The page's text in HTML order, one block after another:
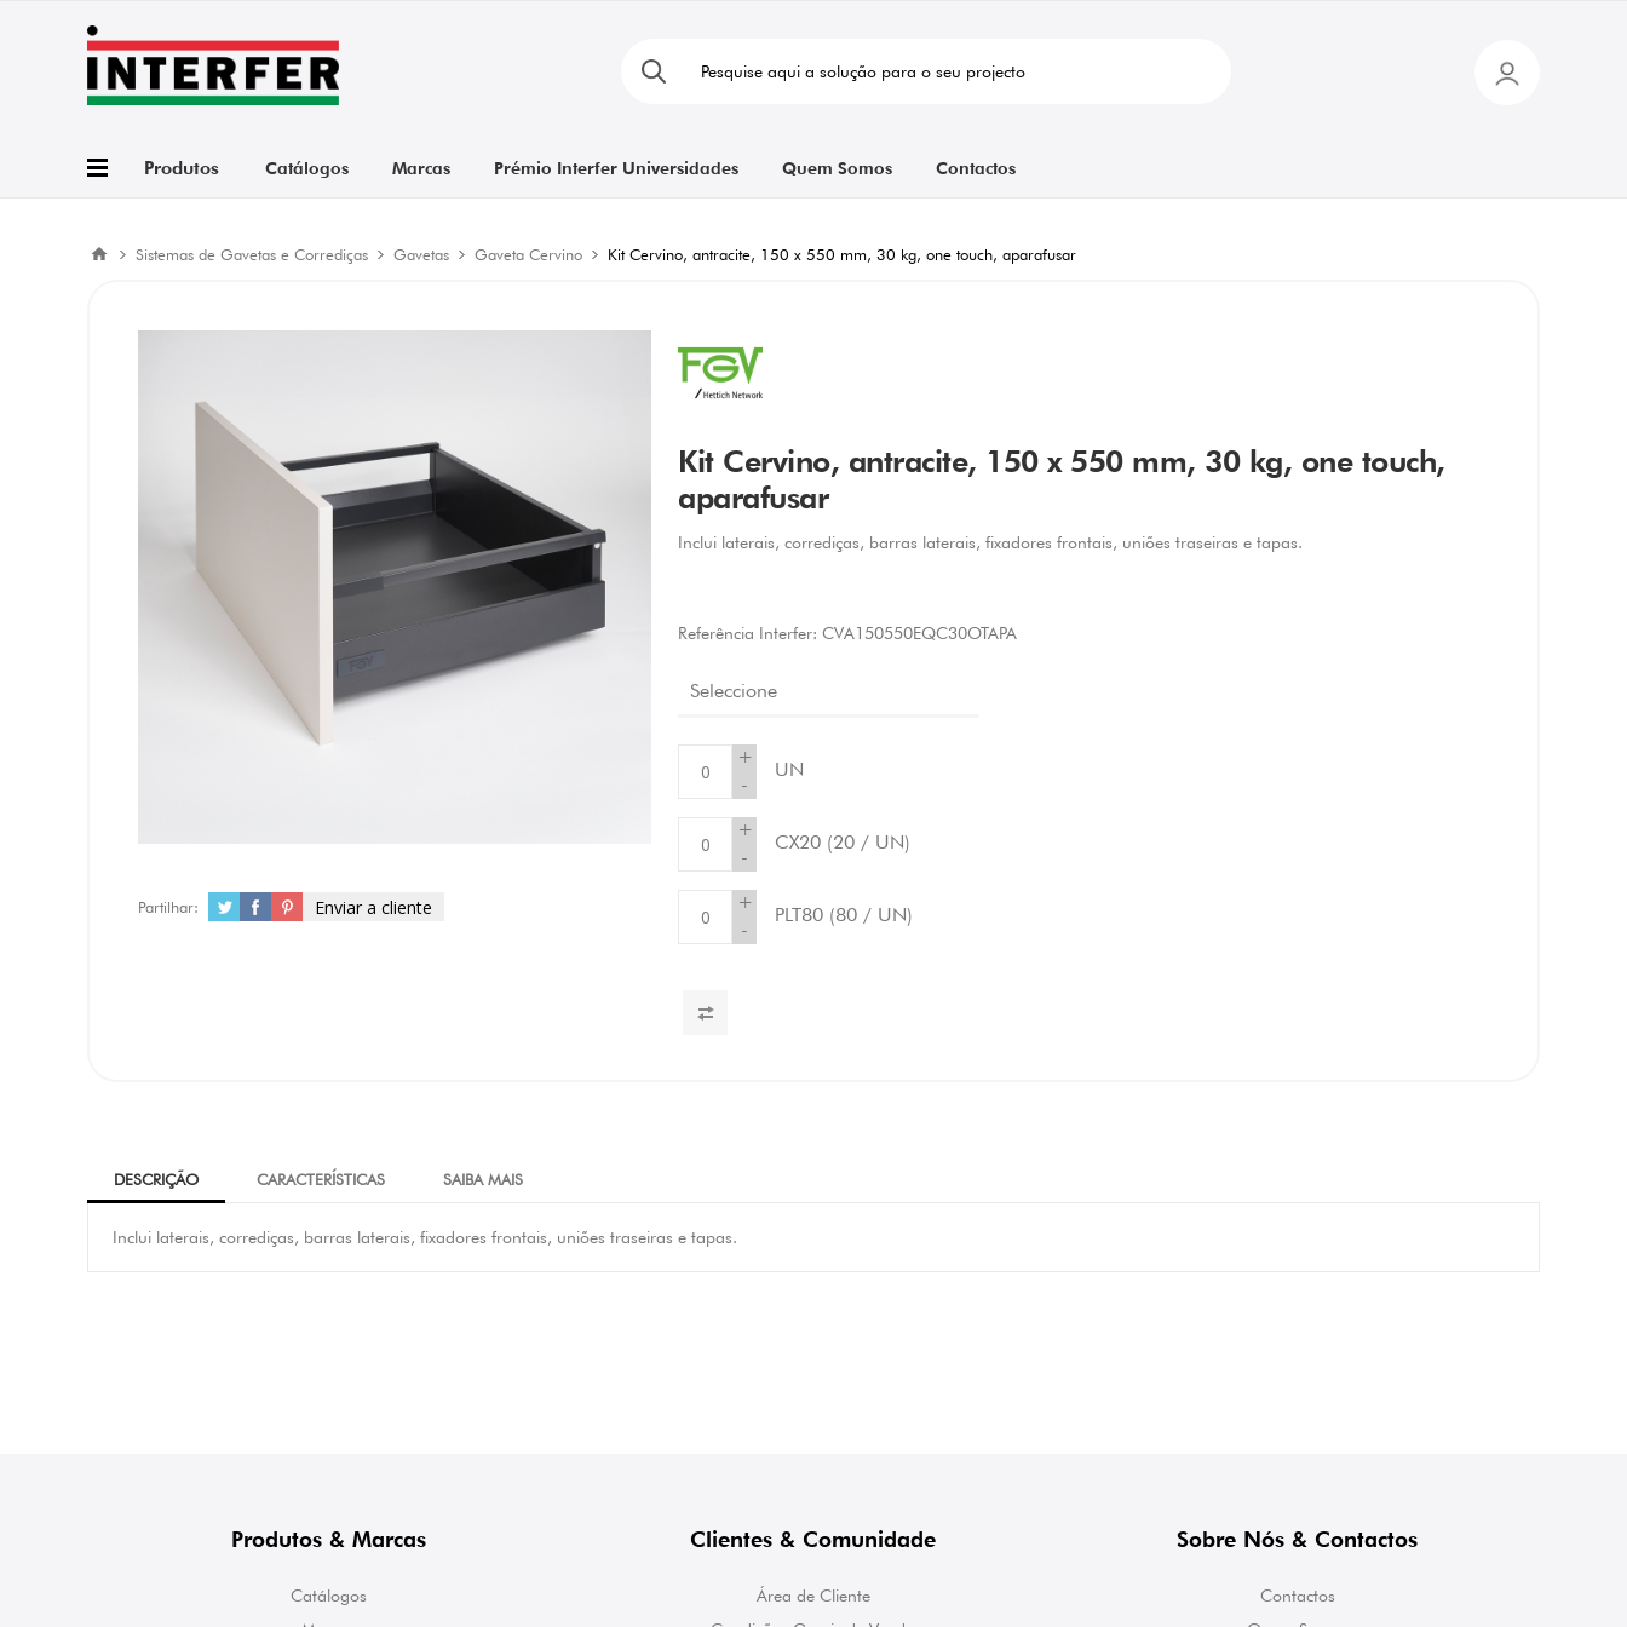
Produtos Catálogos Marcas Prémio Interfer Universidades Quem Somos Contactos
Sistemas de Gavetas e Corrediças Gavetas Gaveta Cervino Kit Cervino, antracite, 150 x 550 mm, 30 kg, one touch, aparafusar
Kit Cervino, antracite, 150 x 550 mm, 30 kg, one touch,
aparafusar
Inclui laterais, corrediças, barras laterais, fixadores frontais, uniões traseiras e tapas.
Referência Interfer: CVA150550EQC30OTAPA
Seleccione
+
-
UN
+
-
CX20 (20 / UN)
+
-
PLT80 (80 / UN)
Partilhar: Enviar a cliente
DESCRIÇÃO CARACTERÍSTICAS SAIBA MAIS
Inclui laterais, corrediças, barras laterais, fixadores frontais, uniões traseiras e tapas.
Produtos & Marcas
Catálogos
Clientes & Comunidade
Área de Cliente
Sobre Nós & Contactos
Contactos